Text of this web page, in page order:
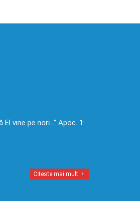
El vine pe nori…” Apoc. 1:
Citeste mai mult